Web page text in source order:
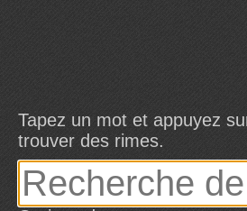
Tapez un mot et appuyez
trouver des rimes.